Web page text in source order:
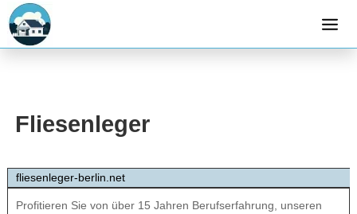
Fliesenleger
fliesenleger-berlin.net
Profitieren Sie von über 15 Jahren Berufserfahrung, unseren